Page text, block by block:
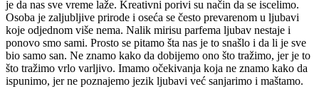
je da nas sve vreme laže. Kreativni porivi su način da se iscelimo.
Osoba je zaljubljive prirode i oseća se često prevarenom u ljubavi
koje odjednom više nema. Nalik mirisu parfema ljubav nestaje i
ponovo smo sami. Prosto se pitamo šta nas je to snašlo i da li je sve
bio samo san. Ne znamo kako da dobijemo ono što tražimo, jer je to
što tražimo vrlo varljivo. Imamo očekivanja koja ne znamo kako da
ispunimo, jer ne poznajemo jezik ljubavi već sanjarimo i maštamo.